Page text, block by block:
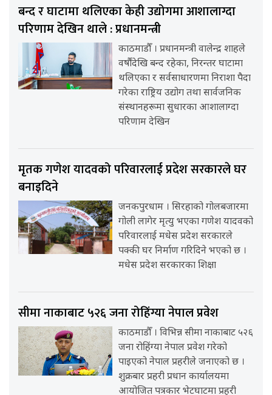
बन्द र घाटामा थलिएका केही उद्योगमा आशालाग्दा
परिणाम देखिन थाले : प्रधानमन्त्री
काठमाडौँ । प्रधानमन्त्री वालेन्द्र शाहले
वर्षौंदेखि बन्द रहेका, निरन्तर घाटामा
थलिएका र सर्वसाधारणमा निराशा पैदा
गरेका राष्ट्रिय उद्योग तथा सार्वजनिक
संस्थानहरूमा सुधारका आशालाग्दा
परिणाम देखिन
मृतक गणेश यादवको परिवारलाई प्रदेश सरकारले घर
बनाइदिने
जनकपुरधाम । सिरहाको गोलबजारमा
गोली लागेर मृत्यु भएका गणेश यादवको
परिवारलाई मधेस प्रदेश सरकारले
पक्की घर निर्माण गरिदिने भएको छ ।
मधेस प्रदेश सरकारका शिक्षा
सीमा नाकाबाट ५२६ जना रोहिंग्या नेपाल प्रवेश
काठमाडौँ । विभिन्न सीमा नाकाबाट ५२६
जना रोहिंग्या नेपाल प्रवेश गरेको
पाइएको नेपाल प्रहरीले जनाएको छ ।
शुक्रबार प्रहरी प्रधान कार्यालयमा
आयोजित पत्रकार भेटघाटमा प्रहरी